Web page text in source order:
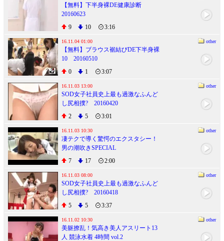
【無料】下半身裸DE健康診断
20160623
9
10 3:16
16.11.04 01:00 other
【無料】ブラウス裾結びDE下半身裸
10 20160510
0
1 3:07
16.11.03 13:00 other
SOD女子社員史上最も過激なふんど
し尻相撲? 20160420
2
5 3:01
16.11.03 10:30 other
凄テクで導く驚愕のエクスタシー！
男の潮吹きSPECIAL
7
17 2:00
16.11.03 08:00 other
SOD女子社員史上最も過激なふんど
し尻相撲? 20160418
5
5 3:37
16.11.02 10:30 other
美躯撩乱！気高き美人アスリート13
人 競泳水着 4時間 vol.2